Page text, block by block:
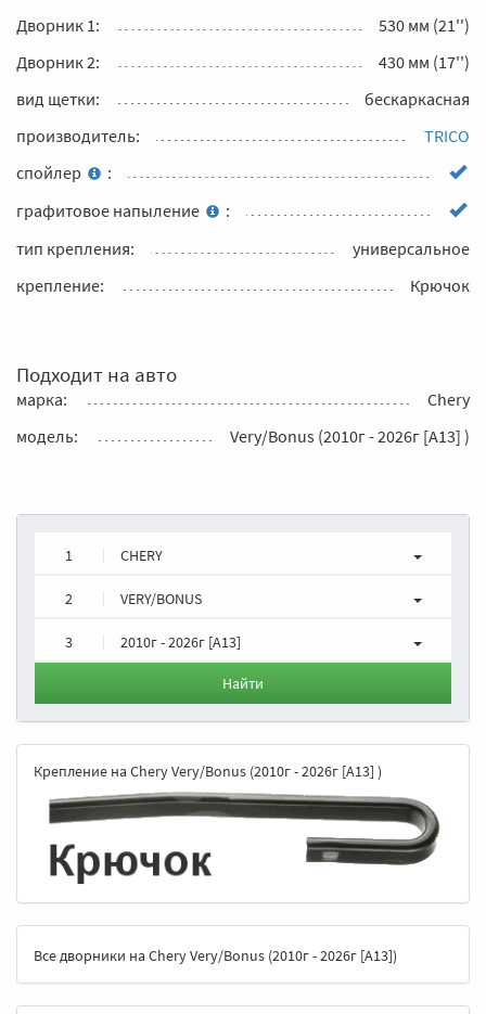
Дворник 1:
530 мм (21'')
Дворник 2:
430 мм (17'')
вид щетки:
бескаркасная
производитель:
TRICO
спойлер
:
графитовое напыление
:
тип крепления:
универсальное
крепление:
Крючок
Подходит на авто
марка:
Chery
модель:
Very/Bonus (2010г - 2026г [A13] )
1 CHERY
2 VERY/BONUS
3 2010г - 2026г [A13]
Найти
Крепление на Chery Very/Bonus (2010г - 2026г [A13] )
Все дворники на Chery Very/Bonus (2010г - 2026г [A13])